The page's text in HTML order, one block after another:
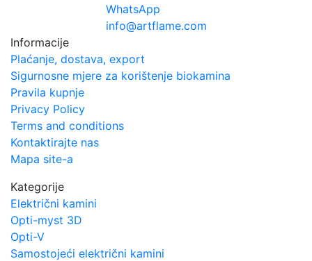
WhatsApp
info@artflame.com
Informacije
Plaćanje, dostava, export
Sigurnosne mjere za korištenje biokamina
Pravila kupnje
Privacy Policy
Terms and conditions
Kontaktirajte nas
Mapa site-a
Kategorije
Električni kamini
Opti-myst 3D
Opti-V
Samostojeći električni kamini